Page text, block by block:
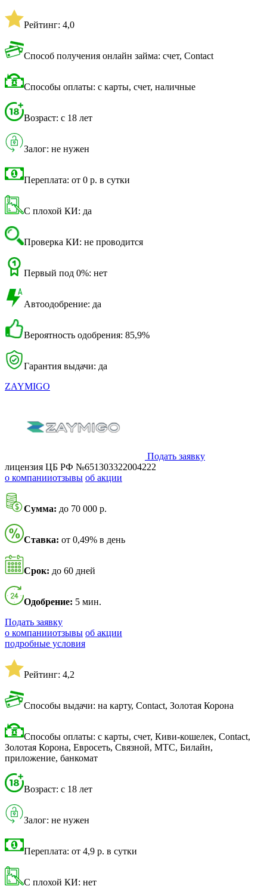
Рейтинг: 4,0
Способ получения онлайн займа: счет, Contact
Способы оплаты: с карты, счет, наличные
Возраст: с 18 лет
Залог: не нужен
Переплата: от 0 р. в сутки
С плохой КИ: да
Проверка КИ: не проводится
Первый под 0%: нет
Автоодобрение: да
Вероятность одобрения: 85,9%
Гарантия выдачи: да
ZAYMIGO
Подать заявку
лицензия ЦБ РФ №651303322004222
о компанииотзывы об акции
Сумма: до 70 000 р.
Ставка: от 0,49% в день
Срок: до 60 дней
Одобрение: 5 мин.
Подать заявку
о компанииотзывы об акции
подробные условия
Рейтинг: 4,2
Способы выдачи: на карту, Contact, Золотая Корона
Способы оплаты: с карты, счет, Киви-кошелек, Contact,
Золотая Корона, Евросеть, Связной, МТС, Билайн,
приложение, банкомат
Возраст: с 18 лет
Залог: не нужен
Переплата: от 4,9 р. в сутки
С плохой КИ: нет